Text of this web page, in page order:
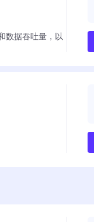
数据吞吐量，以